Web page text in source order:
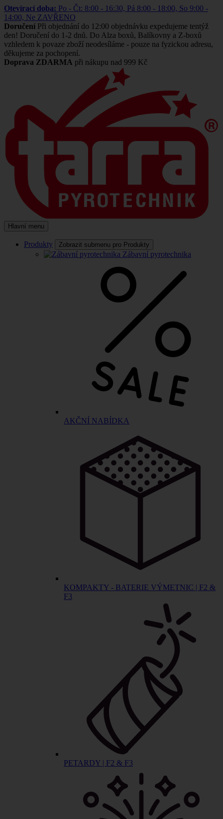
Otevírací doba: Po - Čt: 8:00 - 16:30, Pá 8:00 - 18:00, So 9:00 -
14:00, Ne ZAVŘENO
Doručení Při objednání do 12:00 objednávku expedujeme tentýž
den! Doručení do 1-2 dnů. Do Alza boxů, Balíkovny a Z-boxů
vzhledem k povaze zboží neodesíláme - pouze na fyzickou adresu,
děkujeme za pochopení.
Doprava ZDARMA při nákupu nad 999 Kč
Hlavní menu
Produkty Zobrazit submenu pro Produkty
Zábavní pyrotechnika
AKČNÍ NABÍDKA
KOMPAKTY - BATERIE VÝMETNIC | F2 &
F3
PETARDY | F2 & F3